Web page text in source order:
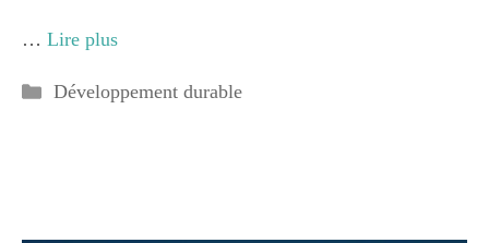
… Lire plus
Catégories
Développement durable